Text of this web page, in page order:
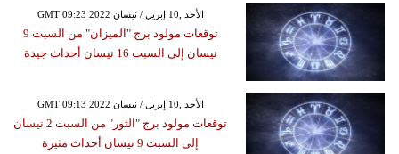
GMT 09:23 2022 الأحد ,10 إبريل / نيسان
توقعات مولود برج "الميزان" من السبت 9
نيسان إلى السبت 16 نيسان أحداث جيدة
GMT 09:13 2022 الأحد ,10 إبريل / نيسان
توقعات مولود برج "الثور" من السبت 2 نيسان
إلى السبت 9 نيسان أحداث مثيرة